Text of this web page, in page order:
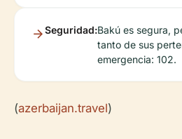
Seguridad:Bakú es segura,
tanto de sus
emergencia: 102.
(azerbaijan.travel)